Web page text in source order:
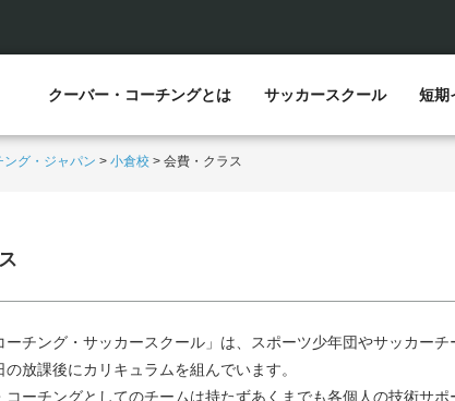
クーバー・コーチングとは サッカースクール 短期
ング・ジャパン > 小倉校 > 会費・クラス
ーチング・サッカースクール」は、スポーツ少年団やサッカー
放課後にカリキュラムを組んでいます。
コーチングとしてのチームは持たずあくまでも各個人の技術サポ